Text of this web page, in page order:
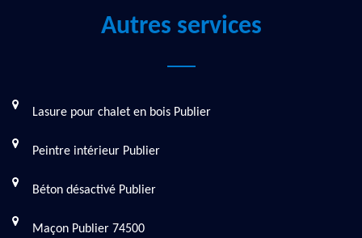
Autres services
Lasure pour chalet en bois Publier
Peintre intérieur Publier
Béton désactivé Publier
Maçon Publier 74500